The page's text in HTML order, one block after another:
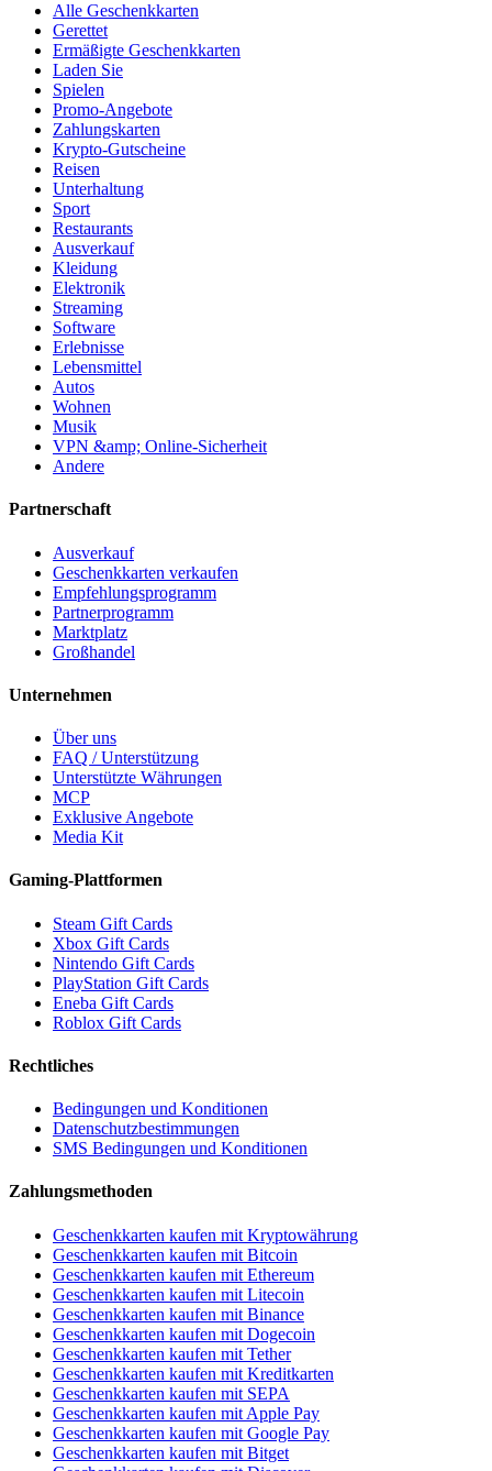
Alle Geschenkkarten
Gerettet
Ermäßigte Geschenkkarten
Laden Sie
Spielen
Promo-Angebote
Zahlungskarten
Krypto-Gutscheine
Reisen
Unterhaltung
Sport
Restaurants
Ausverkauf
Kleidung
Elektronik
Streaming
Software
Erlebnisse
Lebensmittel
Autos
Wohnen
Musik
VPN &amp; Online-Sicherheit
Andere
Partnerschaft
Ausverkauf
Geschenkkarten verkaufen
Empfehlungsprogramm
Partnerprogramm
Marktplatz
Großhandel
Unternehmen
Über uns
FAQ / Unterstützung
Unterstützte Währungen
MCP
Exklusive Angebote
Media Kit
Gaming-Plattformen
Steam Gift Cards
Xbox Gift Cards
Nintendo Gift Cards
PlayStation Gift Cards
Eneba Gift Cards
Roblox Gift Cards
Rechtliches
Bedingungen und Konditionen
Datenschutzbestimmungen
SMS Bedingungen und Konditionen
Zahlungsmethoden
Geschenkkarten kaufen mit Kryptowährung
Geschenkkarten kaufen mit Bitcoin
Geschenkkarten kaufen mit Ethereum
Geschenkkarten kaufen mit Litecoin
Geschenkkarten kaufen mit Binance
Geschenkkarten kaufen mit Dogecoin
Geschenkkarten kaufen mit Tether
Geschenkkarten kaufen mit Kreditkarten
Geschenkkarten kaufen mit SEPA
Geschenkkarten kaufen mit Apple Pay
Geschenkkarten kaufen mit Google Pay
Geschenkkarten kaufen mit Bitget